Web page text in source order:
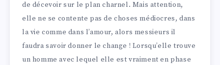
de décevoir sur le plan charnel. Mais attention,
elle ne se contente pas de choses médiocres, dans
la vie comme dans l’amour, alors messieurs il
faudra savoir donner le change ! Lorsqu’elle trouve
un homme avec lequel elle est vraiment en phase